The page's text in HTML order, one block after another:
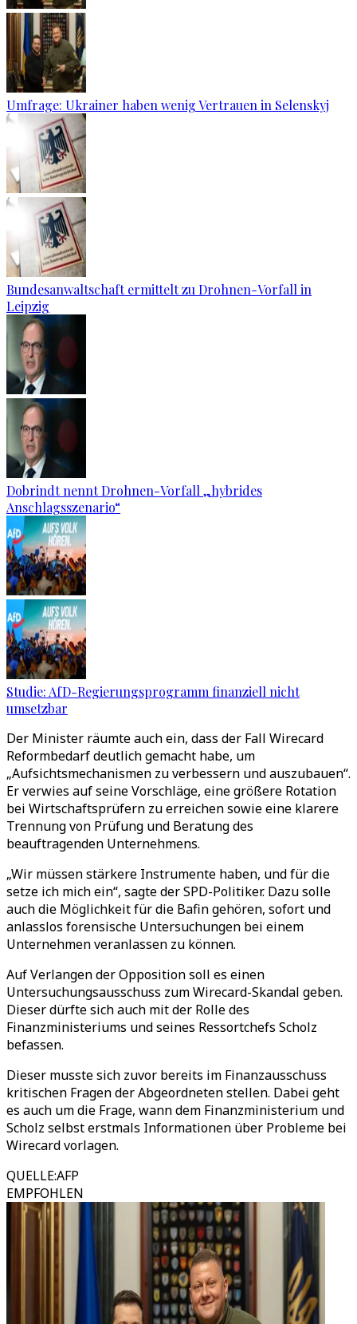
Umfrage: Ukrainer haben wenig Vertrauen in Selenskyj
Bundesanwaltschaft ermittelt zu Drohnen-Vorfall in
Leipzig
Dobrindt nennt Drohnen-Vorfall „hybrides
Anschlagsszenario“
Studie: AfD-Regierungsprogramm finanziell nicht
umsetzbar
Der Minister räumte auch ein, dass der Fall Wirecard
Reformbedarf deutlich gemacht habe, um
„Aufsichtsmechanismen zu verbessern und auszubauen“.
Er verwies auf seine Vorschläge, eine größere Rotation
bei Wirtschaftsprüfern zu erreichen sowie eine klarere
Trennung von Prüfung und Beratung des
beauftragenden Unternehmens.
„Wir müssen stärkere Instrumente haben, und für die
setze ich mich ein“, sagte der SPD-Politiker. Dazu solle
auch die Möglichkeit für die Bafin gehören, sofort und
anlasslos forensische Untersuchungen bei einem
Unternehmen veranlassen zu können.
Auf Verlangen der Opposition soll es einen
Untersuchungsausschuss zum Wirecard-Skandal geben.
Dieser dürfte sich auch mit der Rolle des
Finanzministeriums und seines Ressortchefs Scholz
befassen.
Dieser musste sich zuvor bereits im Finanzausschuss
kritischen Fragen der Abgeordneten stellen. Dabei geht
es auch um die Frage, wann dem Finanzministerium und
Scholz selbst erstmals Informationen über Probleme bei
Wirecard vorlagen.
QUELLE:AFP
EMPFOHLEN